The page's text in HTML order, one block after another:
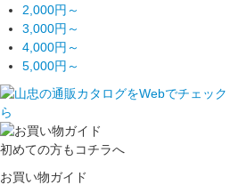
2,000円～
3,000円～
4,000円～
5,000円～
初めての方もコチラへ
お買い物ガイド